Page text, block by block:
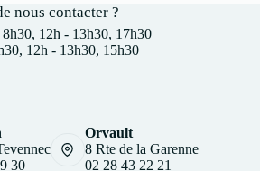
nous contacter ?
12h - 13h30, 17h30
12h - 13h30, 15h30
30
Orvault
8 Rte de la Garenne
02 28 43 22 21